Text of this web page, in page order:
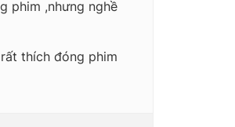
phim ,nhưng nghề
thích đóng phim